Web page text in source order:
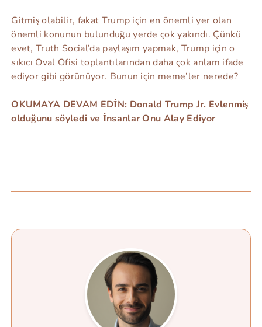
Gitmiş olabilir, fakat Trump için en önemli yer olan
önemli konunun bulunduğu yerde çok yakındı. Çünkü
evet, Truth Social’da paylaşım yapmak, Trump için o
sıkıcı Oval Ofisi toplantılarından daha çok anlam ifade
ediyor gibi görünüyor. Bunun için meme’ler nerede?
OKUMAYA DEVAM EDİN: Donald Trump Jr. Evlenmiş
olduğunu söyledi ve İnsanlar Onu Alay Ediyor